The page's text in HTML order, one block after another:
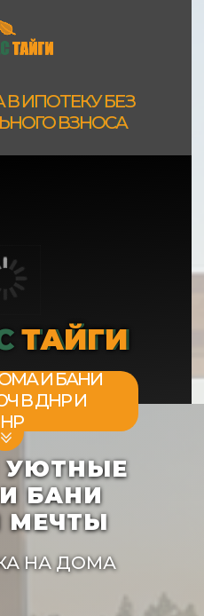
НА ДОМА
ТАЙГИ
ТАЙГИ
И БАНИ
В ДНР И
ИПОТЕКУ БЕЗ
ВЗНОСА
УЮТНЫЕ
БАНИ
МЕЧТЫ